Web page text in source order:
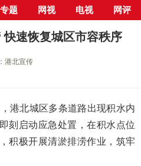
专题 网视 电视 网评
区> 港北区> 正文
速恢复城区市容秩序
港北宣传
港北城区多条道路出现积水内
刻启动应急处置，在积水点位
积极开展清淤排涝作业，筑牢